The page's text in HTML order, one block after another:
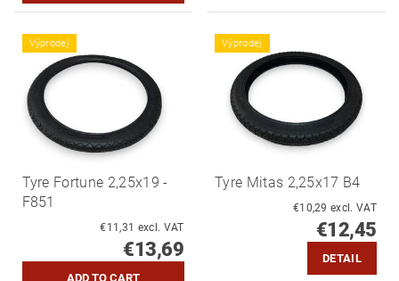
Výprodej
Tyre Fortune 2,25x19 -
F851
€11,31 excl. VAT
€13,69
Výprodej
Tyre Mitas 2,25x17 B4
€10,29 excl. VAT
€12,45
DETAIL